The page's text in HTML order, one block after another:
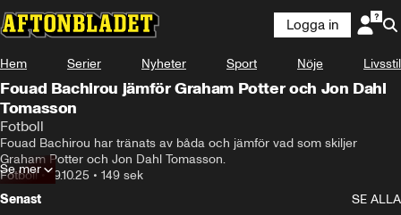
Logga in
Hem Serier Nyheter Sport Nöje Livsstil
Fouad Bachirou jämför Graham Potter och Jon Dahl
Tomasson
Fotboll
Fouad Bachirou har tränats av båda och jämför vad som skiljer
Graham Potter och Jon Dahl Tomasson.
Fotboll•19.10.25 • 149 sek
Se mer
Senast
SE ALLA